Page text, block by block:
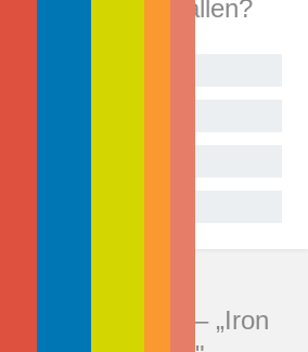
Beitrag gefallen?
"Rückblick 11 – „Iron